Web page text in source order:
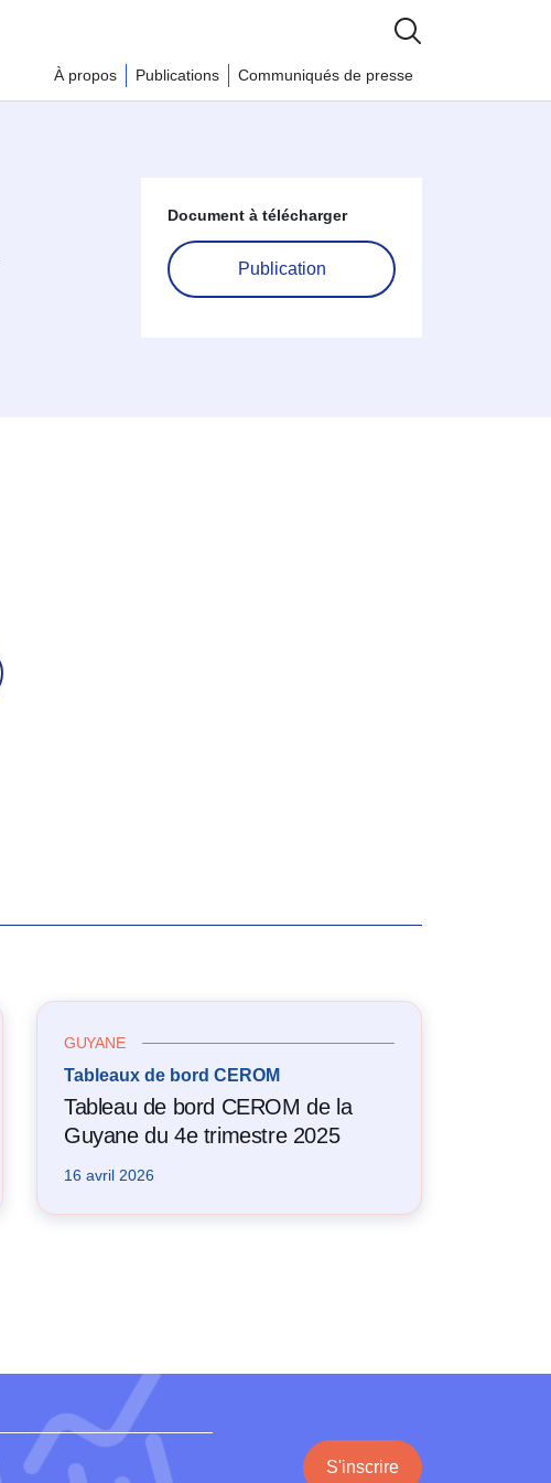
À propos Publications Communiqués de presse
Document à télécharger
Publication
GUYANE
Tableaux de bord CEROM
Tableau de bord CEROM de la
Guyane du 4e trimestre 2025
16 avril 2026
S'inscrire